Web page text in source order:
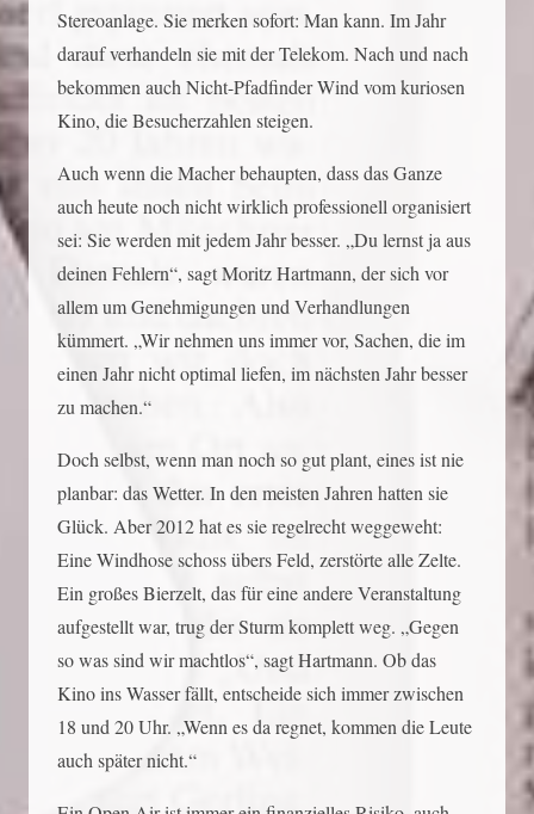
Stereoanlage. Sie merken sofort: Man kann. Im Jahr
darauf verhandeln sie mit der Telekom. Nach und nach
bekommen auch Nicht-Pfadfinder Wind vom kuriosen
Kino, die Besucherzahlen steigen.
Auch wenn die Macher behaupten, dass das Ganze
auch heute noch nicht wirklich professionell organisiert
sei: Sie werden mit jedem Jahr besser. „Du lernst ja aus
deinen Fehlern“, sagt Moritz Hartmann, der sich vor
allem um Genehmigungen und Verhandlungen
kümmert. „Wir nehmen uns immer vor, Sachen, die im
einen Jahr nicht optimal liefen, im nächsten Jahr besser
zu machen.“
Doch selbst, wenn man noch so gut plant, eines ist nie
planbar: das Wetter. In den meisten Jahren hatten sie
Glück. Aber 2012 hat es sie regelrecht weggeweht:
Eine Windhose schoss übers Feld, zerstörte alle Zelte.
Ein großes Bierzelt, das für eine andere Veranstaltung
aufgestellt war, trug der Sturm komplett weg. „Gegen
so was sind wir machtlos“, sagt Hartmann. Ob das
Kino ins Wasser fällt, entscheide sich immer zwischen
18 und 20 Uhr. „Wenn es da regnet, kommen die Leute
auch später nicht.“